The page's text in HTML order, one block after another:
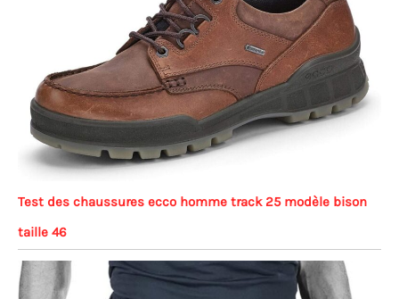
Test des chaussures ecco homme track 25 modèle bison
taille 46